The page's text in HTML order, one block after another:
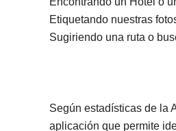
Etiquetando nuestras
Sugiriendo una ruta o
Según estadísticas de la
aplicación que permite